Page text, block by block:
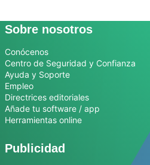
Sobre nosotros
Conócenos
Centro de Seguridad y Confianza
Ayuda y Soporte
Empleo
Directrices editoriales
Añade tu software / app
Herramientas online
Publicidad